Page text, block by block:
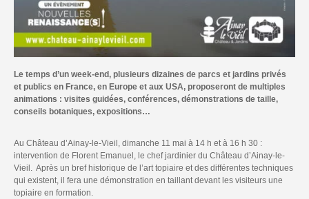
Le temps d’un week-end, plusieurs dizaines de parcs et jardins privés
et publics en France, en Europe et aux USA, proposeront de multiples
animations : visites guidées, conférences, démonstrations de taille,
conseils botaniques, expositions…
Au Château d’Ainay-le-Vieil, dimanche 11 mai à 14 h et à 16 h 30 :
intervention de Florent Emanuel, le chef jardinier du Château d’Ainay-le-
Vieil. Après un bref historique de l’art topiaire et des différentes techniques
qui existent, il fera une démonstration en taillant devant les visiteurs une
topiaire en formation.